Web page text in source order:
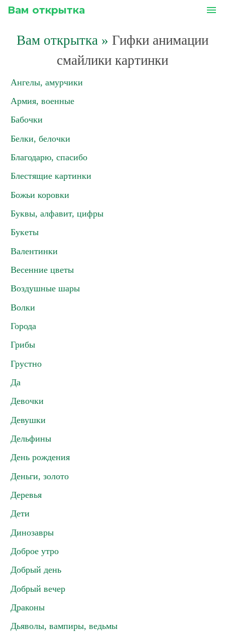
Вам открытка menu
Вам открытка » Гифки анимации
смайлики картинки
Ангелы, амурчики
Армия, военные
Бабочки
Белки, белочки
Благодарю, спасибо
Блестящие картинки
Божьи коровки
Буквы, алфавит, цифры
Букеты
Валентинки
Весенние цветы
Воздушные шары
Волки
Города
Грибы
Грустно
Да
Девочки
Девушки
Дельфины
День рождения
Деньги, золото
Деревья
Дети
Динозавры
Доброе утро
Добрый день
Добрый вечер
Драконы
Дьяволы, вампиры, ведьмы